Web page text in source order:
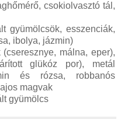
csokiolvasztó tál,
gyümölcsök, esszenciák,
ibolya, jázmin)
málna, eper),
glükóz por), metál
és rózsa, robbanós
magvak
gyümölcs